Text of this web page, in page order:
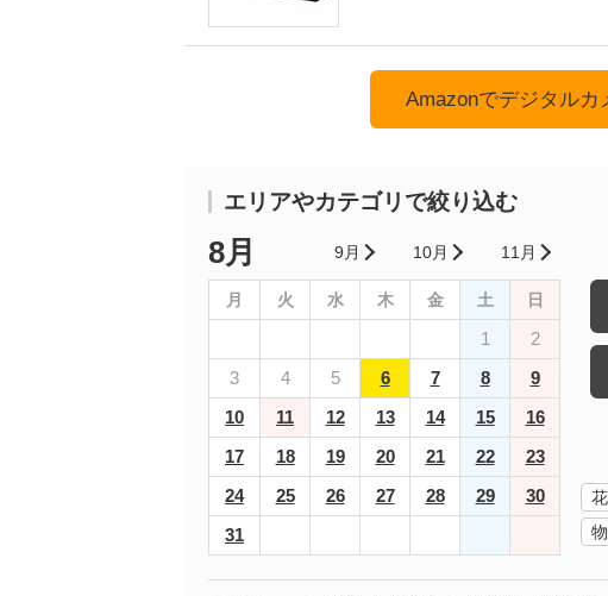
Amazonでデジタルカ
エリアやカテゴリで絞り込む
8月 9月 10月 11月
月 火 水 木 金 土 日
1
2
3
4 5 6 7 8
9
10
11 12 13 14 15
16
17
18 19 20 21 22
23
24
25 26 27 28 29
30
31